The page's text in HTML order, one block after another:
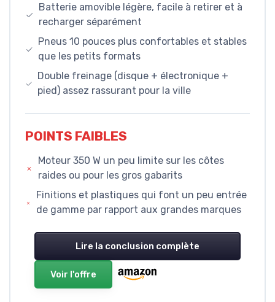
Batterie amovible légère, facile à retirer et à
recharger séparément
Pneus 10 pouces plus confortables et stables
que les petits formats
Double freinage (disque + électronique +
pied) assez rassurant pour la ville
POINTS FAIBLES
Moteur 350 W un peu limite sur les côtes
raides ou pour les gros gabarits
Finitions et plastiques qui font un peu entrée
de gamme par rapport aux grandes marques
Lire la conclusion complète
Voir l'offre